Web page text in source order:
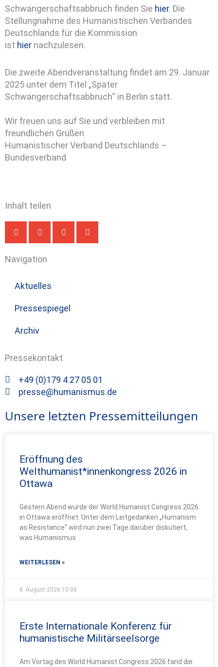
Navigation
Aktuelles
Pressespiegel
Archiv
Pressekontakt
+49 (0)179 4 27 05 01
presse@humanismus.de
Schwangerschaftsabbruch finden Sie hier. Die
Stellungnahme des Humanistischen Verbandes
Deutschlands für die Kommission
ist hier nachzulesen.
Die zweite Abendveranstaltung findet am 29. Januar
2025 unter dem Titel „Später
Schwangerschaftsabbruch“ in Berlin statt.
Wir freuen uns auf Sie und verbleiben mit
freundlichen Grüßen
Humanistischer Verband Deutschlands –
Bundesverband
Inhalt teilen
Unsere letzten Pressemitteilungen
Eröffnung des
Welthumanist*innenkongress 2026 in
Ottawa
Gestern Abend wurde der World Humanist Congress 2026
in Ottawa eröffnet. Unter dem Leitgedanken „Humanism
as Resistance“ wird nun zwei Tage darüber diskutiert,
was Humanismus
WEITERLESEN »
8. August 2026 10:08
Erste Internationale Konferenz für
humanistische Militärseelsorge
Am Vortag des World Humanist Congress 2026 fand die